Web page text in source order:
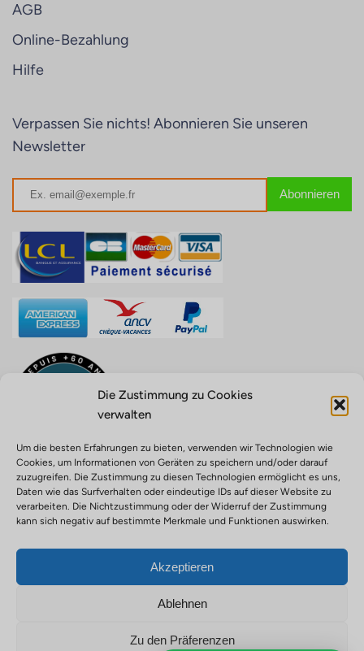
Die Zustimmung zu Cookies
verwalten
Um die besten Erfahrungen zu bieten, verwenden wir Technologien wie
Cookies, um Informationen von Geräten zu speichern und/oder darauf
zuzugreifen. Die Zustimmung zu diesen Technologien ermöglicht es uns,
Daten wie das Surfverhalten oder eindeutige IDs auf dieser Website zu
verarbeiten. Die Nichtzustimmung oder der Widerruf der Zustimmung
kann sich negativ auf bestimmte Merkmale und Funktionen auswirken.
Akzeptieren
Ablehnen
Zu den Präferenzen
AGB
Online-Bezahlung
Hilfe
Verpassen Sie nichts! Abonnieren Sie unseren
Newsletter
Reiseveranstalter ATOUT FRANCE Nr. IM971100004 - Haftpflicht
DatenschutzrichtlinieRechtliche Hinweise
Cookie-Richtlinie
Gesetzliche Dokumente